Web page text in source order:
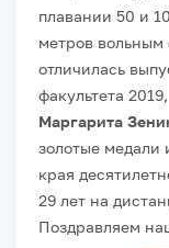
плавании 50 и
метров
отличилась
факультета
Маргарита
золотые медали
края
29 лет на
Поздравляем